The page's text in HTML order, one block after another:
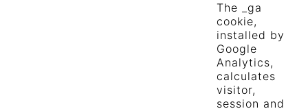
The _ga
cookie,
installed by
Google
Analytics,
calculates
visitor,
session and